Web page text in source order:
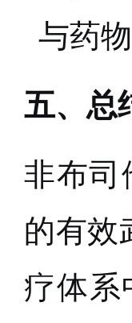
与药
五、总
非布司
的有效
疗体系